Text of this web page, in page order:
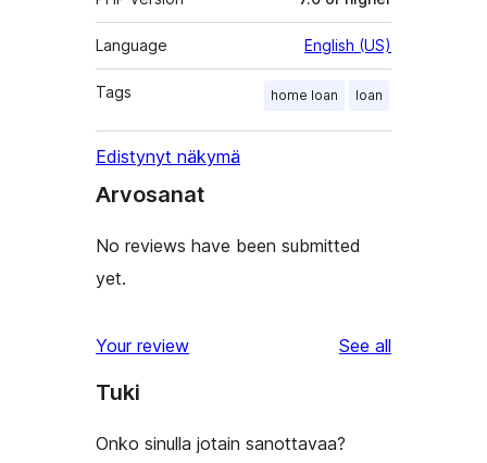
Language English (US)
Tags home loan loan
Edistynyt näkymä
Arvosanat
No reviews have been submitted
yet.
Your review See all
Tuki
Onko sinulla jotain sanottavaa?